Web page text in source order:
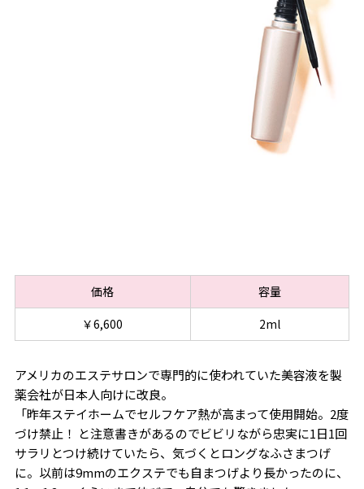
価格
容量
￥6,600
2ml
アメリカのエステサロンで専門的に使われていた美容液を製
薬会社が日本人向けに改良。
「昨年ステイホームでセルフケア熱が高まって使用開始。2度
づけ禁止！ と注意書きがあるのでビビリながら忠実に1日1回
サラリとつけ続けていたら、気づくとロングなふさまつげ
に。以前は9mmのエクステでも自まつげより長かったのに、